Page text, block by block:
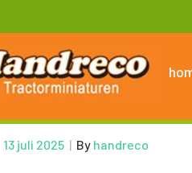
13 juli 2025 | By handreco